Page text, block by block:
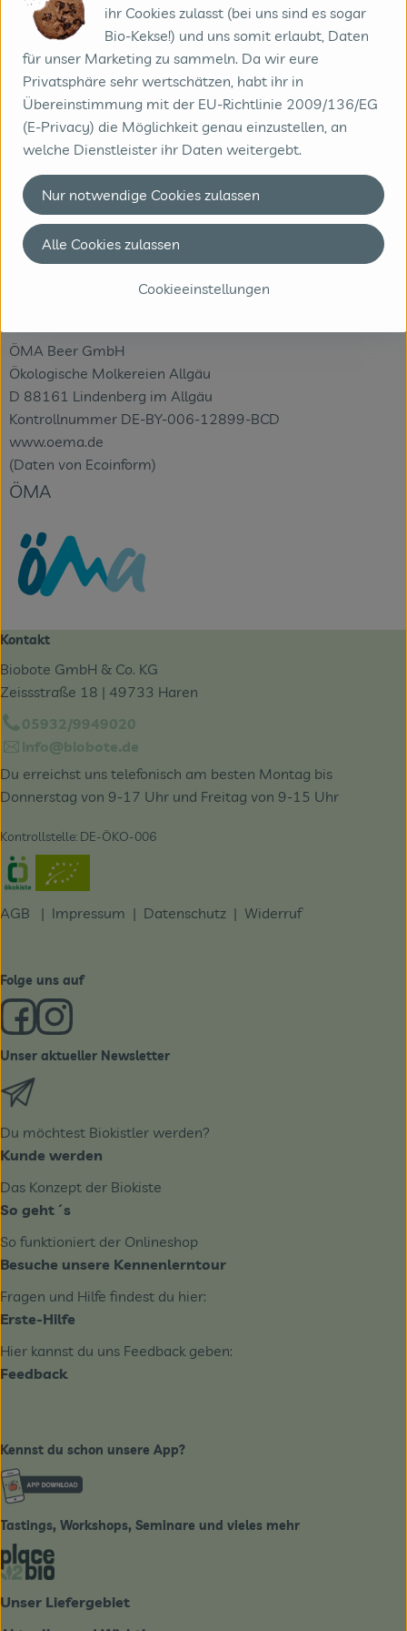
Nährwert-Info
Produktdatenblatt
Herkunft
Hersteller: ÖMA
D-88161 Lindenberg Diverse
ÖMA Beer GmbH
Ökologische Molkereien Allgäu
D 88161 Lindenberg im Allgäu
Kontrollnummer DE-BY-006-12899-BCD
www.oema.de
(Daten von Ecoinform)
ÖMA
Kontakt
Biobote GmbH & Co. KG
Zeissstraße 18 | 49733 Haren
05932/9949020
info@biobote.de
Du erreichst uns telefonisch am besten Montag bis
Donnerstag von 9-17 Uhr und Freitag von 9-15 Uhr
Kontrollstelle: DE-ÖKO-006
Externer Link zu https://www.oekokiste.de/
AGB | Impressum | Datenschutz | Widerruf
Folge uns auf
Externer Link zu https://www.facebook.com/derBiobote/
Externer Link zu https://www.instagram.com/
Unser aktueller Newsletter
Du möchtest Biokistler werden?
Kunde werden
Das Konzept der Biokiste
So geht´s
So funktioniert der Onlineshop
Besuche unsere Kennenlerntour
Fragen und Hilfe findest du hier:
Erste-Hilfe
Hier kannst du uns Feedback geben:
Feedback
Kennst du schon unsere App?
Externer Link zu https://www.biobote-
Tastings, Workshops, Seminare und vieles mehr
Externer Link zu https://place2bio.de/
Unser Liefergebiet
ihr Cookies zulasst (bei uns sind es sogar
Bio-Kekse!) und uns somit erlaubt, Daten
für unser Marketing zu sammeln. Da wir eure
Privatsphäre sehr wertschätzen, habt ihr in
Übereinstimmung mit der EU-Richtlinie 2009/136/EG
(E-Privacy) die Möglichkeit genau einzustellen, an
welche Dienstleister ihr Daten weitergebt.
Cookieeinstellungen
Nur notwendige Cookies zulassen
Alle Cookies zulassen